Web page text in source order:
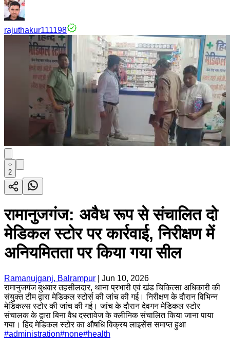
rajuthakur111198
2
रामानुजगंज: अवैध रूप से संचालित दो
मेडिकल स्टोर पर कार्रवाई, निरीक्षण में
अनियमितता पर किया गया सील
Ramanujganj, Balrampur
Jun 10, 2026
रामानुजगंज बुधवार तहसीलदार, थाना प्रभारी एवं खंड चिकित्सा अधिकारी की
संयुक्त टीम द्वारा मेडिकल स्टोर्स की जांच की गई। निरीक्षण के दौरान विभिन्न
मेडिकल्स स्टोर की जांच की गई। जांच के दौरान देवगन मेडिकल स्टोर
संचालक के द्वारा बिना वैध दस्तावेज के क्लीनिक संचालित किया जाना पाया
गया। हिंद मेडिकल स्टोर का औषधि विक्रय लाइसेंस समाप्त हुआ
#administration#none#health